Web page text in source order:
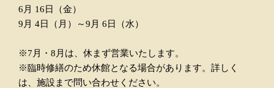
6月 16日（金）
9月 4日（月）～9月 6日（水）
※7月・8月は、休まず営業いたします。
※臨時修繕のため休館となる場合があります。詳しく
は、施設まで問い合わせください。